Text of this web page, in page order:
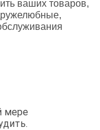
ваших товаров,
мере